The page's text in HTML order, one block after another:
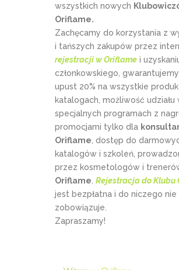
wszystkich nowych
Oriflame.
Zachęcamy do korzystania z
i tańszych zakupów przez
rejestracji w Oriflame i
członkowskiego, gwarantujemy
upust 20% na wszystkie
katalogach, możliwość udziału
specjalnych programach z
promocjami tylko dla
Oriflame , dostęp do
katalogów i szkoleń,
przez kosmetologów i
Oriflame Rejestracja do Klubu
jest bezpłatna i do niczego nie
zobowiązuje.
Zapraszamy!